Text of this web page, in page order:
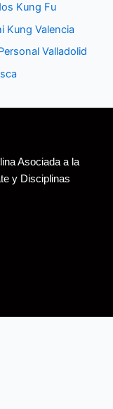
Kung Fu
Kung Valencia
Valladolid
Asociada a la
y Disciplinas